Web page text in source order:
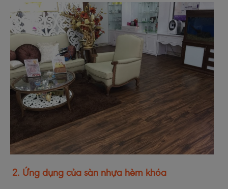
2. Ứng dụng của sàn nhựa hèm khóa